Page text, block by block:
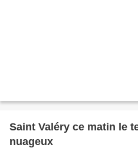
Saint Valéry ce matin le
nuageux